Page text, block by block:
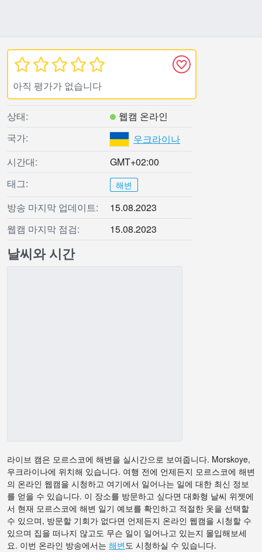
아직 평가가 없습니다
상태:
웹캠 온라인
국가:
우크라이나
시간대:
GMT+02:00
태그:
해변
방송 마지막 업데이트:
15.08.2023
웹캠 마지막 점검:
15.08.2023
날씨와 시간
라이브 캠은 모르스코에 해변을 실시간으로 보여줍니다. Morskoye,
우크라이나에 위치해 있습니다. 여행 전에 언제든지 모르스코에 해변
의 온라인 웹캠을 시청하고 여기에서 일어나는 일에 대한 최신 정보
를 얻을 수 있습니다. 이 장소를 방문하고 싶다면 대화형 날씨 위젯에
서 현재 모르스코에 해변 일기 예보를 확인하고 적절한 옷을 선택할
수 있으며, 방문할 기회가 없다면 언제든지 온라인 웹캠을 시청할 수
있으며 집을 떠나지 않고도 무슨 일이 일어나고 있는지 몰입해보세
요. 이번 온라인 방송에서는 해변도 시청하실 수 있습니다.